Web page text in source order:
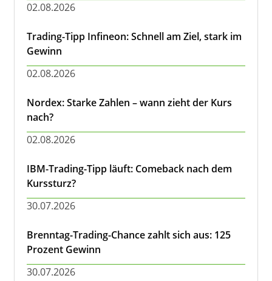
02.08.2026
Trading-Tipp Infineon: Schnell am Ziel, stark im
Gewinn
02.08.2026
Nordex: Starke Zahlen – wann zieht der Kurs
nach?
02.08.2026
IBM-Trading-Tipp läuft: Comeback nach dem
Kurssturz?
30.07.2026
Brenntag-Trading-Chance zahlt sich aus: 125
Prozent Gewinn
30.07.2026